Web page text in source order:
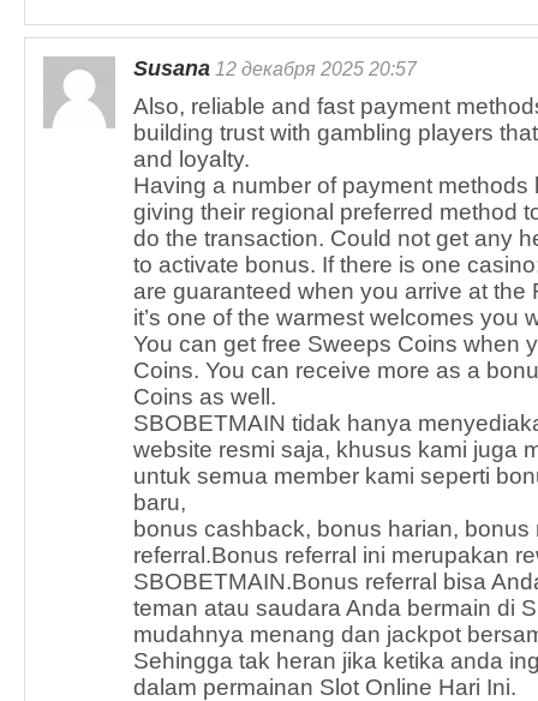
Susana 12 декабря 2025 20:57
Also, reliable and fast payment
building trust with gambling players
and loyalty.
Having a number of payment
giving their regional preferred method
do the transaction. Could not get any
to activate bonus. If there is one
are guaranteed when you arrive at the
it’s one of the warmest welcomes you
You can get free Sweeps Coins when
Coins. You can receive more as a
Coins as well.
SBOBETMAIN tidak hanya
website resmi saja, khusus kami juga
untuk semua member kami seperti
baru,
bonus cashback, bonus harian,
referral.Bonus referral ini merupakan
SBOBETMAIN.Bonus referral bisa
teman atau saudara Anda bermain di
mudahnya menang dan jackpot
Sehingga tak heran jika ketika anda
dalam permainan Slot Online Hari Ini.